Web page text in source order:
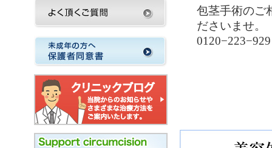
包茎手術のご
ださいませ。
0120−223−929